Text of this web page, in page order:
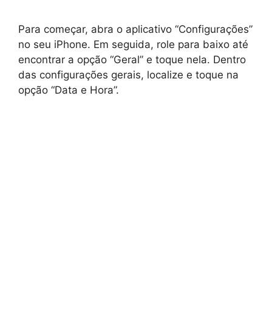
Para começar, abra o aplicativo “Configurações”
no seu iPhone. Em seguida, role para baixo até
encontrar a opção “Geral” e toque nela. Dentro
das configurações gerais, localize e toque na
opção “Data e Hora”.